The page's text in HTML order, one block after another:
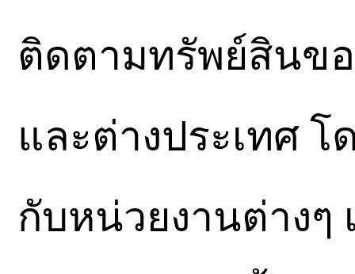
ติดตามทรัพย์สินข
และต่างประเทศ
กับหน่วยงานต่างๆ